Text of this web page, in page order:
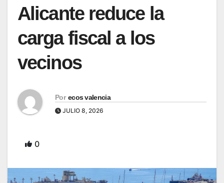
Alicante reduce la
carga fiscal a los
vecinos
Por ecos valencia
JULIO 8, 2026
0